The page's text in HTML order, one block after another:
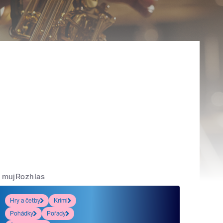
mujRozhlas
Hry a četby
Krimi
Pohádky
Pořady